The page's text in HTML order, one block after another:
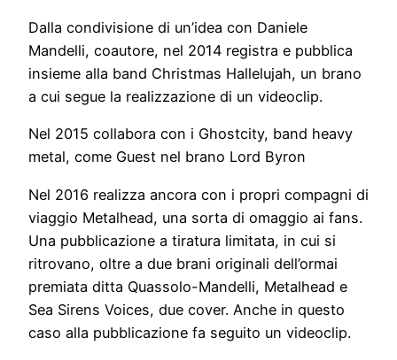
Dalla condivisione di un’idea con Daniele
Mandelli, coautore, nel 2014 registra e pubblica
insieme alla band Christmas Hallelujah, un brano
a cui segue la realizzazione di un videoclip.
Nel 2015 collabora con i Ghostcity, band heavy
metal, come Guest nel brano Lord Byron
Nel 2016 realizza ancora con i propri compagni di
viaggio Metalhead, una sorta di omaggio ai fans.
Una pubblicazione a tiratura limitata, in cui si
ritrovano, oltre a due brani originali dell’ormai
premiata ditta Quassolo-Mandelli, Metalhead e
Sea Sirens Voices, due cover. Anche in questo
caso alla pubblicazione fa seguito un videoclip.